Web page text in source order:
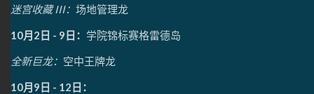
迷宫收藏 III： 场地管理龙
10月2日 - 9日： 学院锦标赛格雷德岛
全新巨龙： 空中王牌龙
10月9日 - 12日：